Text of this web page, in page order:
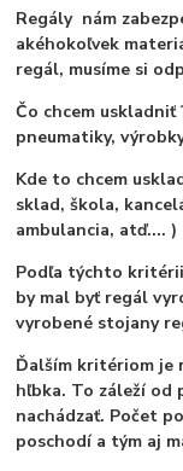
Regály nám
akéhokoľvek
regál, musíme si
Čo chcem uskladniť
pneumatiky,
Kde to chcem
sklad, škola,
ambulancia, atď.... )
Podľa týchto
by mal byť regál
vyrobené stojany
Ďalším kritériom je
hľbka. To záleží od
nachádzať. Počet
poschodí a tým aj